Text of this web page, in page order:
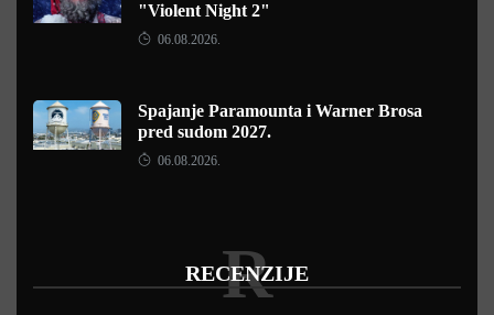
"Violent Night 2"
06.08.2026.
Spajanje Paramounta i Warner Brosa
pred sudom 2027.
06.08.2026.
RECENZIJE
R